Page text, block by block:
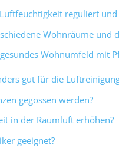
reguliert
Wohnräume und
Wohnumfeld mit
gut für die
gegossen werden?
in der Raumluft erhöhen?
geeignet?